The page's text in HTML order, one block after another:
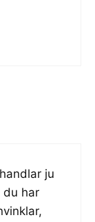
ju
du har